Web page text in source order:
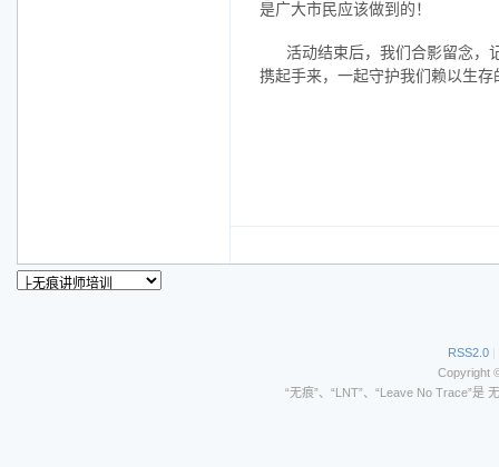
是广大市民应该做到的！
活动结束后，我们合影留念，
携起手来，一起守护我们赖以生存
RSS2.0 |
Copyright
“无痕”、“LNT”、“Leave No Trace”是